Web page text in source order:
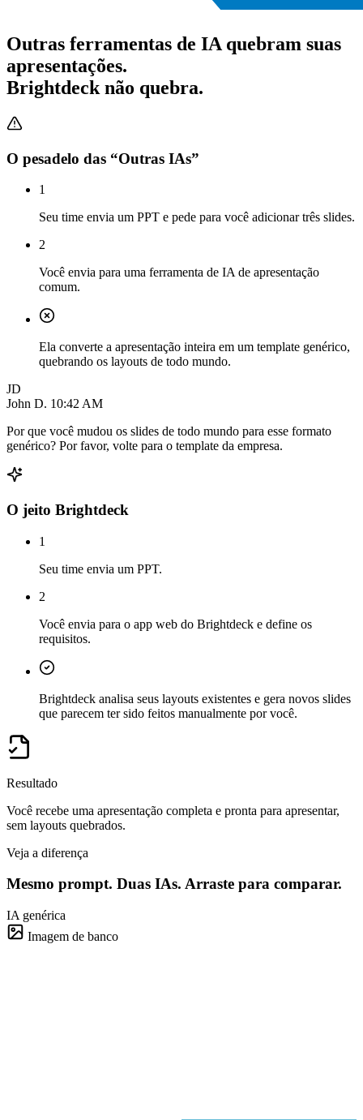
Outras ferramentas de IA quebram suas
apresentações.
Brightdeck não quebra.
O pesadelo das “Outras IAs”
1
Seu time envia um PPT e pede para você adicionar três slides.
2
Você envia para uma ferramenta de IA de apresentação
comum.
Ela converte a apresentação inteira em um template genérico,
quebrando os layouts de todo mundo.
JD
John D. 10:42 AM
Por que você mudou os slides de todo mundo para esse formato
genérico? Por favor, volte para o template da empresa.
O jeito Brightdeck
1
Seu time envia um PPT.
2
Você envia para o app web do Brightdeck e define os
requisitos.
Brightdeck analisa seus layouts existentes e gera novos slides
que parecem ter sido feitos manualmente por você.
Resultado
Você recebe uma apresentação completa e pronta para apresentar,
sem layouts quebrados.
Veja a diferença
Mesmo prompt. Duas IAs. Arraste para comparar.
IA genérica
Imagem de banco